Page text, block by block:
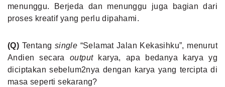
menunggu. Berjeda dan menunggu juga bagian dari
proses kreatif yang perlu dipahami.
(Q) Tentang single “Selamat Jalan Kekasihku”, menurut
Andien secara outputkarya, apa bedanya karya yg
diciptakan sebelum2nya dengan karya yang tercipta di
masa seperti sekarang?